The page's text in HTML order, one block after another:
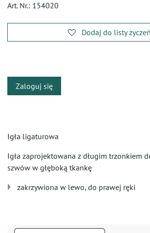
Art. Nr.: 154020
Dodaj do listy życzeń
Zaloguj się
Igła ligaturowa
Igła zaprojektowana z długim trzonkiem
szwów w głęboką tkankę
zakrzywiona w lewo, do prawej ręki